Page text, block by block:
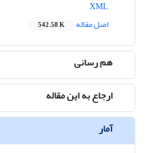
اصل مقاله
542.58 K
هم رسانی
ارجاع به این مقاله
آمار